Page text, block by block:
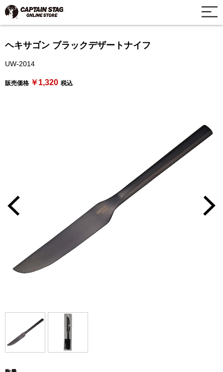
ヘキサゴン ブラックデザートナイフ
UW-2014
販売価格 ￥1,320 税込